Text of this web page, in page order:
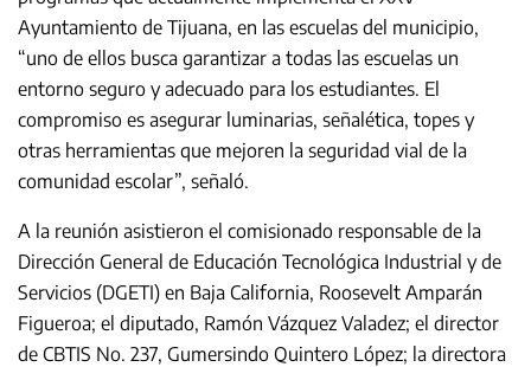
Ayuntamiento de Tijuana, en las escuelas del municipio,
“uno de ellos busca garantizar a todas las escuelas un
entorno seguro y adecuado para los estudiantes. El
compromiso es asegurar luminarias, señalética, topes y
otras herramientas que mejoren la seguridad vial de la
comunidad escolar”, señaló.
A la reunión asistieron el comisionado responsable de la
Dirección General de Educación Tecnológica Industrial y de
Servicios (DGETI) en Baja California, Roosevelt Amparán
Figueroa; el diputado, Ramón Vázquez Valadez; el director
de CBTIS No. 237, Gumersindo Quintero López; la directora